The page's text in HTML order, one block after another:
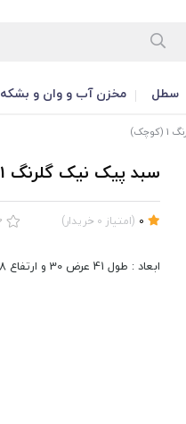
سطل مخزن آب و وان و بشکه
سبد پیک نیک گلرنگ 1 (کوچک)
(امتیاز 0 خریدار)
ابعاد : طول 41 عرض 30 و ارتفاع 28 سانتیمتر ، وزن : 1095 گرم